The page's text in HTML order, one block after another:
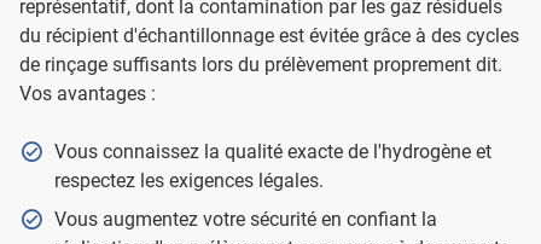
représentatif, dont la contamination par les gaz résiduels
du récipient d'échantillonnage est évitée grâce à des cycles
de rinçage suffisants lors du prélèvement proprement dit.
Vos avantages :
Vous connaissez la qualité exacte de l'hydrogène et
respectez les exigences légales.
Vous augmentez votre sécurité en confiant la